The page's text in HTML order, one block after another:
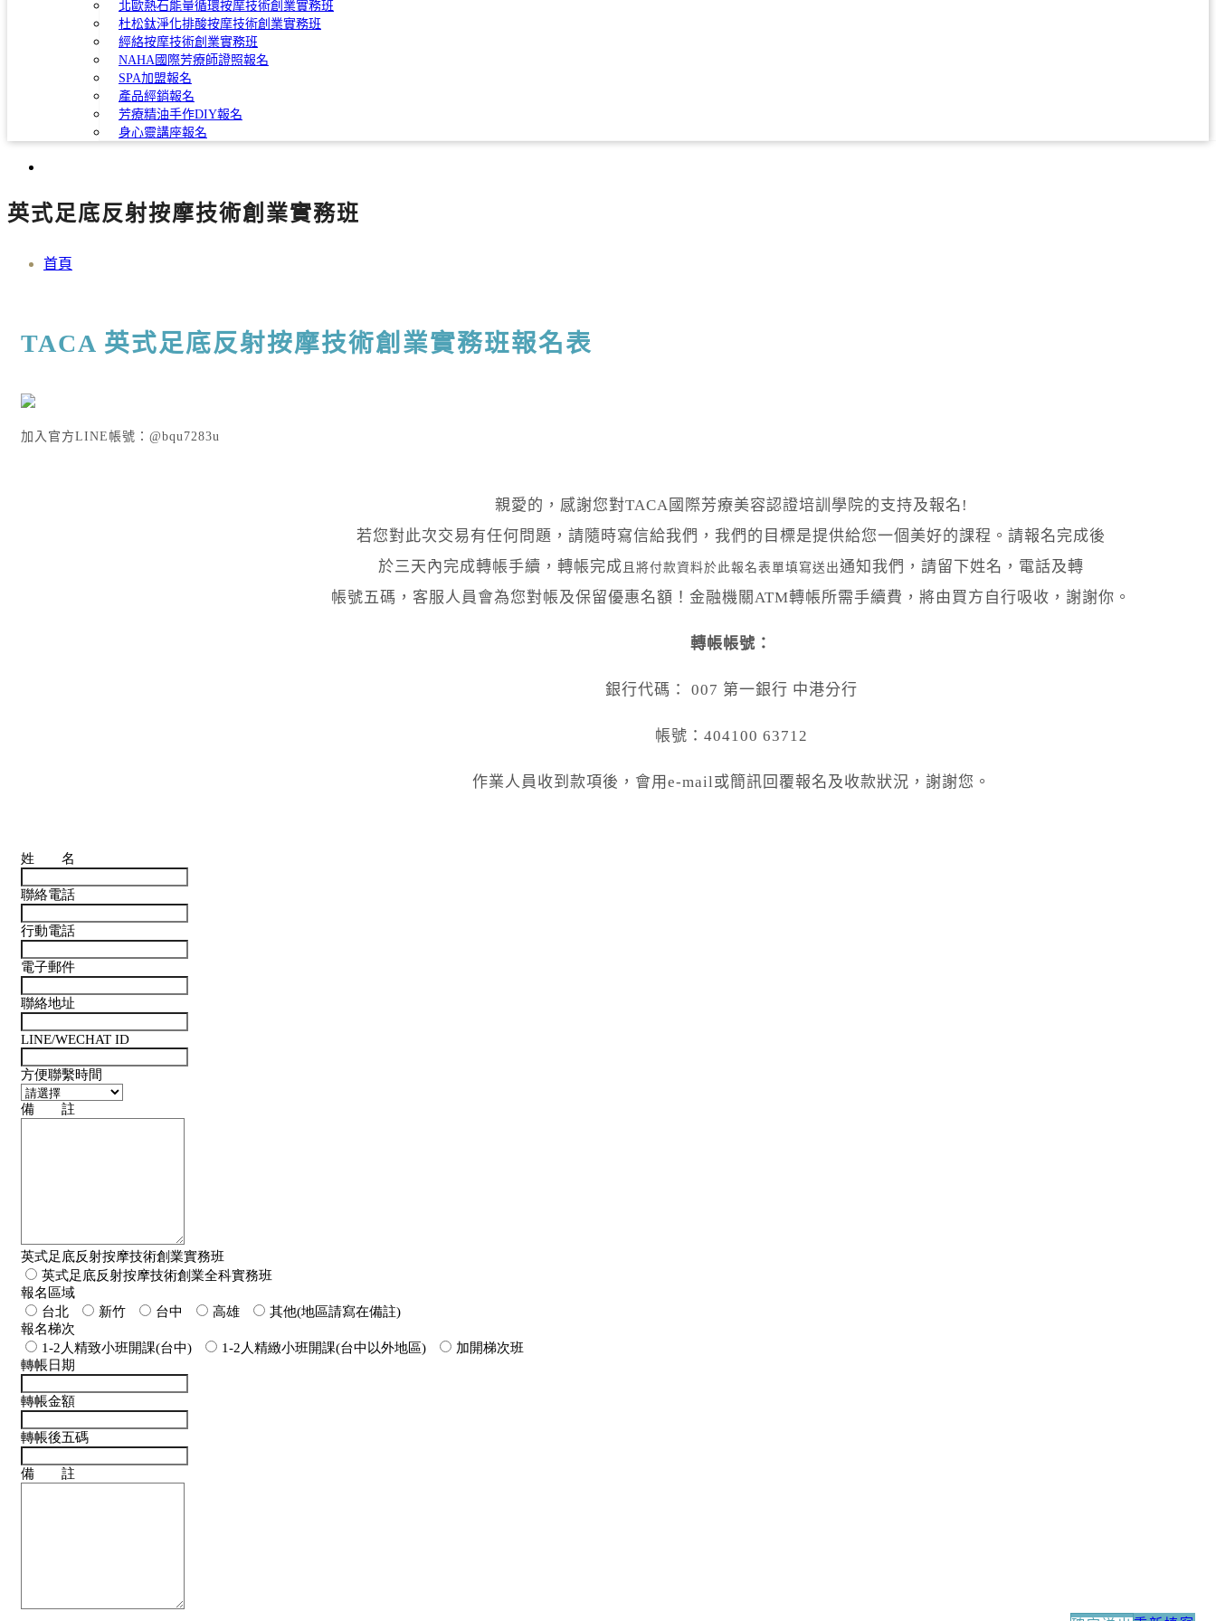
北歐熱石能量循環按摩技術創業實務班
杜松鈦淨化排酸按摩技術創業實務班
經絡按摩技術創業實務班
NAHA國際芳療師證照報名
SPA加盟報名
產品經銷報名
芳療精油手作DIY報名
身心靈講座報名
英式足底反射按摩技術創業實務班
首頁
TACA 英式足底反射按摩技術創業實務班報名表
加入官方LINE帳號：@bqu7283u
親愛的，感謝您對TACA國際芳療美容認證培訓學院的支持及報名!
若您對此次交易有任何問題，請隨時寫信給我們，我們的目標是提供給您一個美好的課程。請報名完成後
於三天內完成轉帳手續，轉帳完成 且將付款資料於此報名表單填寫送出通知我們，請留下姓名，電話及轉
帳號五碼，客服人員會為您對帳及保留優惠名額！金融機關ATM轉帳所需手續費，將由買方自行吸收，謝謝你。
轉帳帳號：
銀行代碼： 007 第一銀行 中港分行
帳號：404100 63712
作業人員收到款項後，會用e-mail或簡訊回覆報名及收款狀況，謝謝您。
姓 名
聯絡電話
行動電話
電子郵件
聯絡地址
LINE/WECHAT ID
方便聯繫時間
備 註
英式足底反射按摩技術創業實務班
英式足底反射按摩技術創業全科實務班
報名區域
台北
新竹 台中 高雄
其他(地區請寫在備註)
報名梯次
1-2人精致小班開課(台中)
1-2人精緻小班開課(台中以外地區)
加開梯次班
轉帳日期
轉帳金額
轉帳後五碼
備 註